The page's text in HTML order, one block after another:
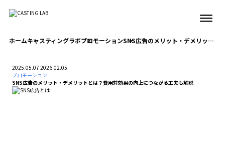
ホームキャスティングラボプロモーション SNS広告のメリット・デメリットとは？費用対効果の向上につながる工夫も解説
2025.05.07 2026.02.05
プロモーション
SNS広告のメリット・デメリットとは？費用対効果の向上につながる工夫も解説